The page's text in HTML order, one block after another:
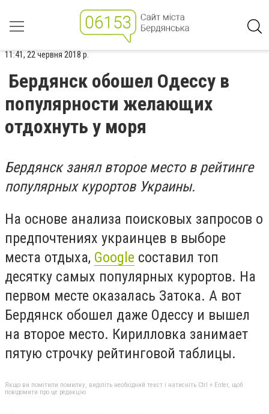
11:41, 22 червня 2018 р.
Бердянск обошел Одессу в
популярности желающих
отдохнуть у моря
Бердянск занял второе место в рейтинге
популярных курортов Украины.
На основе анализа поисковых запросов о
предпочтениях украинцев в выборе
места отдыха, Google составил топ
десятку самых популярных курортов. На
первом месте оказалась Затока. А вот
Бердянск обошел даже Одессу и вышел
на второе место. Кирилловка занимает
пятую строчку рейтинговой таблицы.
Якщо ви помітили помилку, виділіть необхідний текст і натисніть Ctrl + Enter, щоб
повідомити про це редакцію